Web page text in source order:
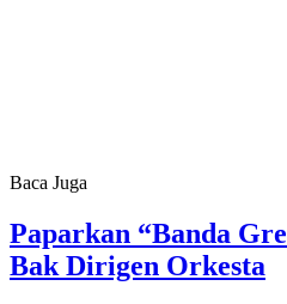
Baca Juga
Paparkan “Banda
Bak Dirigen Orkesta